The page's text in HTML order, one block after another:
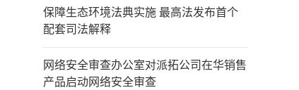
保障生态环境法典实施 最高法发布首个
配套司法解释
网络安全审查办公室对派拓公司在华销售
产品启动网络安全审查